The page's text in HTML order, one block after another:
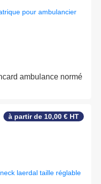
ambulance normé
à partir de 10,00 € HT